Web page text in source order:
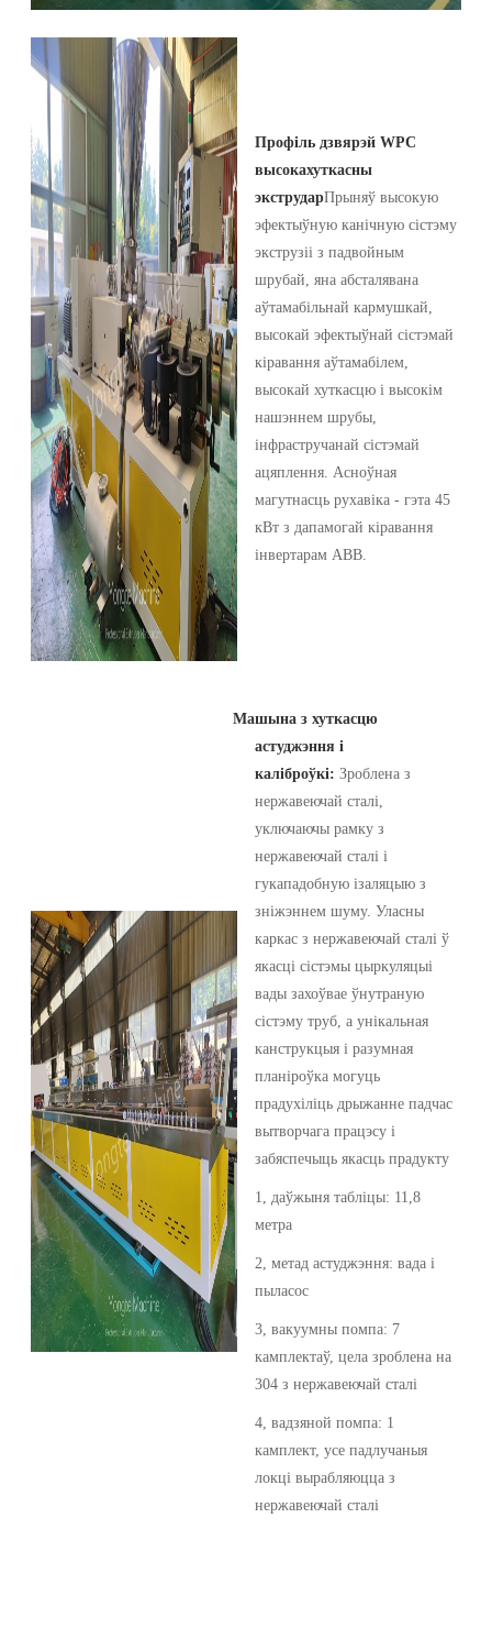
Профіль дзвярэй WPC
высокахуткасны
экстрударПрыняў высокую
эфектыўную канічную сістэму
экструзіі з падвойным
шрубай, яна абсталявана
аўтамабільнай кармушкай,
высокай эфектыўнай сістэмай
кіравання аўтамабілем,
высокай хуткасцю і высокім
нашэннем шрубы,
інфрастручанай сістэмай
ацяплення. Асноўная
магутнасць рухавіка - гэта 45
кВт з дапамогай кіравання
інвертарам ABB.
Машына з хуткасцю
астуджэння і
каліброўкі: Зроблена з
нержавеючай сталі,
уключаючы рамку з
нержавеючай сталі і
гукападобную ізаляцыю з
зніжэннем шуму. Уласны
каркас з нержавеючай сталі ў
якасці сістэмы цыркуляцыі
вады захоўвае ўнутраную
сістэму труб, а унікальная
канструкцыя і разумная
планіроўка могуць
прадухіліць дрыжанне падчас
вытворчага працэсу і
забяспечыць якасць прадукту
1, даўжыня табліцы: 11,8
метра
2, метад астуджэння: вада і
пыласос
3, вакуумны помпа: 7
камплектаў, цела зроблена на
304 з нержавеючай сталі
4, вадзяной помпа: 1
камплект, усе падлучаныя
локці вырабляюцца з
нержавеючай сталі